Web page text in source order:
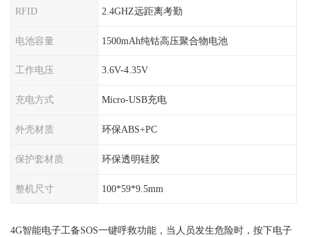
RFID 2.4GHZ远距离考勤
电池容量 1500mAh纯钴高压聚合物电池
工作电压 3.6V-4.35V
充电方式 Micro-USB充电
外壳材质 环保ABS+PC
保护套材质 环保透明硅胶
整机尺寸 100*59*9.5mm
4G智能电子工备SOS一键呼救功能，当人员发生危险时，按下电子